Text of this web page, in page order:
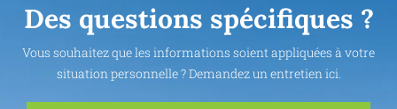
Des questions spécifiques ?
Vous souhaitez que les informations soient appliquées à votre
situation personnelle ? Demandez un entretien ici.